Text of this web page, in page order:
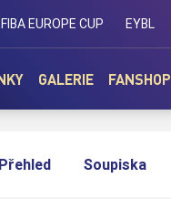
FIBA EUROPE CUP EYBL
GALERIE FANSHOP
Přehled Soupiska